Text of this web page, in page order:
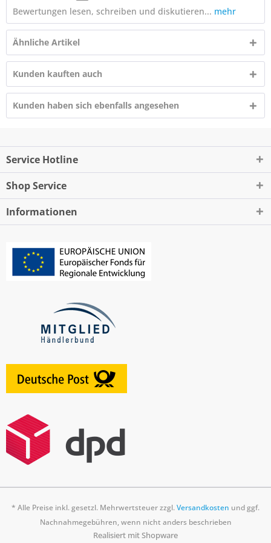
Bewertungen lesen, schreiben und diskutieren... mehr
Ähnliche Artikel
Kunden kauften auch
Kunden haben sich ebenfalls angesehen
Service Hotline
Shop Service
Informationen
* Alle Preise inkl. gesetzl. Mehrwertsteuer zzgl.Versandkosten und ggf.
Nachnahmegebühren, wenn nicht anders beschrieben
Realisiert mit Shopware